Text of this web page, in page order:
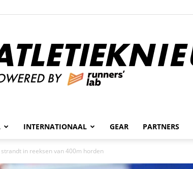
Atletieknieuws
INTERNATIONAAL GEAR PARTNERS
strandt in reeksen van 400m horden